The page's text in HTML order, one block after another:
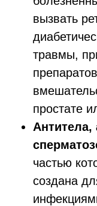
вызвать
травмы,
простате
частью
создана